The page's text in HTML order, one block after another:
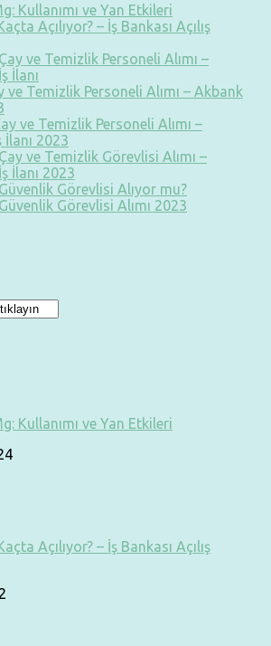
Kullanımı ve Yan Etkileri
Açılıyor? – İş Bankası Açılış
ve Temizlik Personeli Alımı –
İlanı
ve Temizlik Personeli Alımı – Akbank
ve Temizlik Personeli Alımı –
2023
ve Temizlik Görevlisi Alımı –
İlanı 2023
Görevlisi Alıyor mu?
Görevlisi Alımı 2023
Kullanımı ve Yan Etkileri
Açılıyor? – İş Bankası Açılış